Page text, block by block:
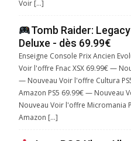
Voir […]
Tomb Raider:
Deluxe - dès 69.99€
Enseigne Console Prix Ancien
Voir l'offre Fnac XSX 69.99€ —
— Nouveau Voir l'offre Cultura
Amazon PS5 69.99€ — Nouveau
Nouveau Voir l'offre Micromania
Amazon […]